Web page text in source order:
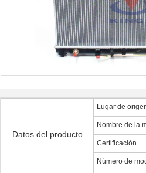
Datos del producto
Lugar de
Nombre de la
Certificación
Número de